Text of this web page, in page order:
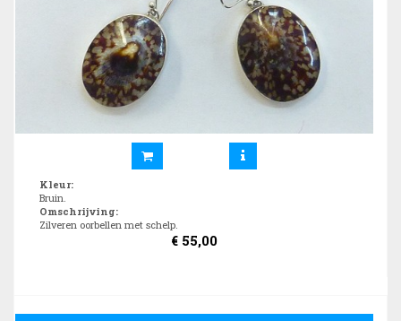
Kleur:
Bruin.
Omschrijving:
Zilveren oorbellen met schelp.
€ 55,00